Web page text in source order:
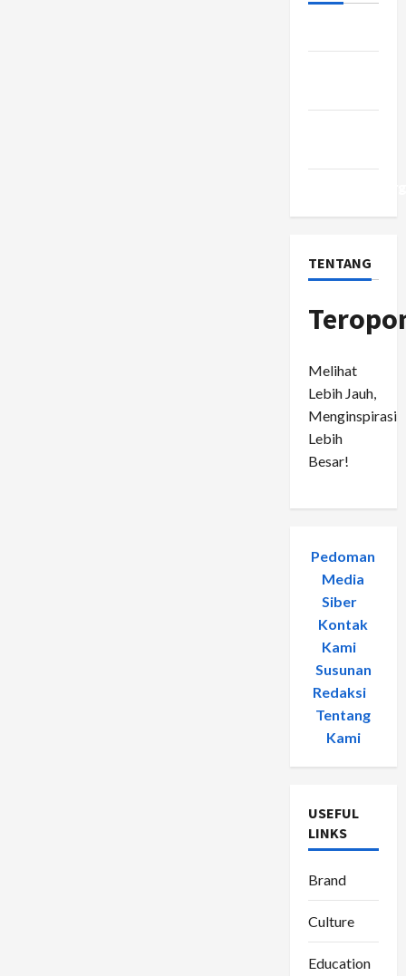
TENTANG
Melihat
Lebih Jauh,
Menginspirasi
Lebih
Besar!
Pedoman
Media
Siber-
Kontak
Kami
Susunan
Redaksi-
Tentang
Kami
USEFUL
LINKS
Brand
Culture
Education